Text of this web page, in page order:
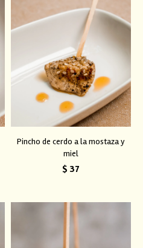
Pincho de cerdo a la mostaza y
miel
$ 37